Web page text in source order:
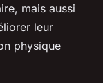
mais aussi
leur
physique